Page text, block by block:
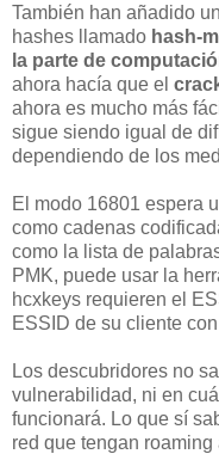
También han añadido
hashes llamado hash-
la parte de
ahora hacía que el
ahora es mucho más
sigue siendo igual de
dependiendo de los
El modo 16801 espera
como cadenas
como la lista de
PMK, puede usar la
hcxkeys requieren el
ESSID de su cliente
Los descubridores no
vulnerabilidad, ni en
funcionará. Lo que sí
red que tengan roaming